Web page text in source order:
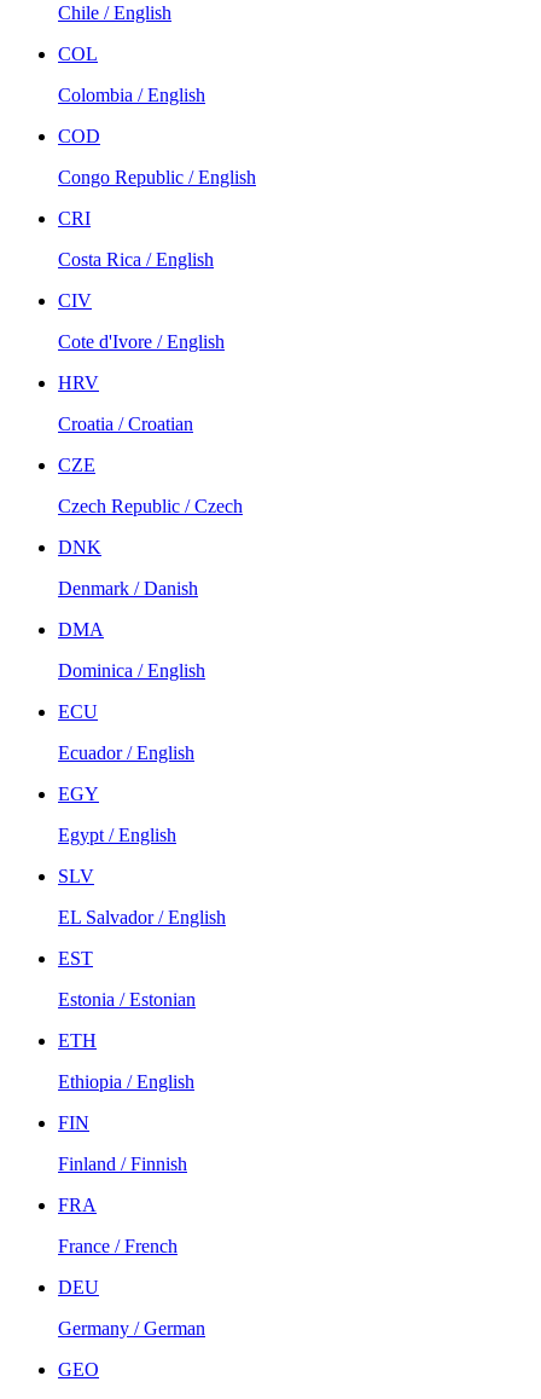
Chile / English
COL
Colombia / English
COD
Congo Republic / English
CRI
Costa Rica / English
CIV
Cote d'Ivore / English
HRV
Croatia / Croatian
CZE
Czech Republic / Czech
DNK
Denmark / Danish
DMA
Dominica / English
ECU
Ecuador / English
EGY
Egypt / English
SLV
EL Salvador / English
EST
Estonia / Estonian
ETH
Ethiopia / English
FIN
Finland / Finnish
FRA
France / French
DEU
Germany / German
GEO